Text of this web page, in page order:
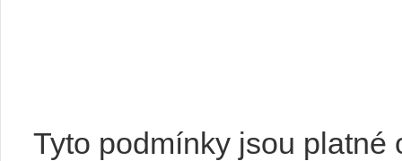
Tyto podmínky jsou platné